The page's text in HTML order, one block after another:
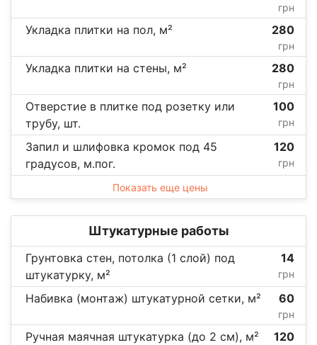
грн
Укладка плитки на пол, м² 280
грн
Укладка плитки на стены, м² 280
грн
Отверстие в плитке под розетку или
трубу, шт.
100
грн
Запил и шлифовка кромок под 45
градусов, м.пог.
120
грн
Показать еще цены
Штукатурные работы
Грунтовка стен, потолка (1 слой) под
штукатурку, м²
14
грн
Набивка (монтаж) штукатурной сетки, м² 60
грн
Ручная маячная штукатурка (до 2 см), м² 120